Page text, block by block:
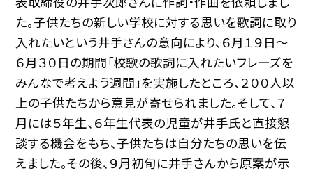
た。子供たちの新しい学校に対する思いを歌詞に取り
入れたいという井手さんの意向により、６月１９日〜
６月３０日の期間「校歌の歌詞に入れたいフレーズを
みんなで考えよう週間」を実施したところ、２００人以
上の子供たちから意見が寄せられました。そして、７
月には５年生、６年生代表の児童が井手氏と直接懇
談する機会をもち、子供たちは自分たちの思いを伝
えました。その後、９月初旬に井手さんから原案が示